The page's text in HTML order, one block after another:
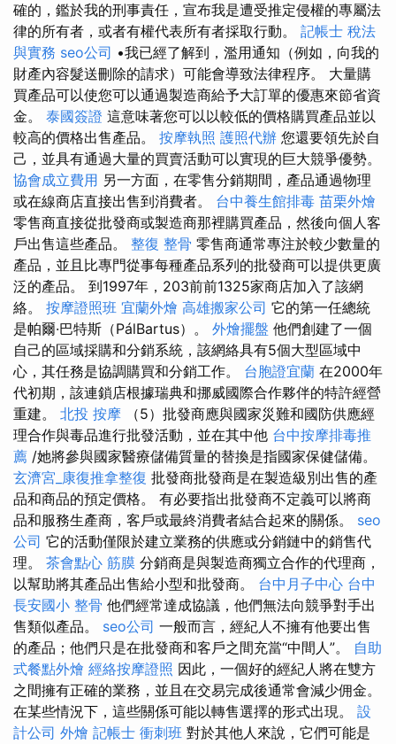
確的，鑑於我的刑事責任，宣布我是遭受推定侵權的專屬法
律的所有者，或者有權代表所有者採取行動。 記帳士 稅法
與實務 seo公司 •我已經了解到，濫用通知（例如，向我的
財產內容髮送刪除的請求）可能會導致法律程序。 大量購
買產品可以使您可以通過製造商給予大訂單的優惠來節省資
金。 泰國簽證 這意味著您可以以較低的價格購買產品並以
較高的價格出售產品。 按摩執照 護照代辦 您還要領先於自
己，並具有通過大量的買賣活動可以實現的巨大競爭優勢。
協會成立費用 另一方面，在零售分銷期間，產品通過物理
或在線商店直接出售到消費者。 台中養生館排毒 苗栗外燴
零售商直接從批發商或製造商那裡購買產品，然後向個人客
戶出售這些產品。 整復 整骨 零售商通常專注於較少數量的
產品，並且比專門從事每種產品系列的批發商可以提供更廣
泛的產品。 到1997年，203前前1325家商店加入了該網
絡。 按摩證照班 宜蘭外燴 高雄搬家公司 它的第一任總統
是帕爾·巴特斯（PálBartus）。 外燴擺盤 他們創建了一個
自己的區域採購和分銷系統，該網絡具有5個大型區域中
心，其任務是協調購買和分銷工作。 台胞證宜蘭 在2000年
代初期，該連鎖店根據瑞典和挪威國際合作夥伴的特許經營
重建。 北投 按摩 （5）批發商應與國家災難和國防供應經
理合作與毒品進行批發活動，並在其中他 台中按摩排毒推
薦 /她將參與國家醫療儲備質量的替換是指國家保健儲備。
玄濟宮_康復推拿整復 批發商批發商是在製造級別出售的產
品和商品的預定價格。 有必要指出批發商不定義可以將商
品和服務生產商，客戶或最終消費者結合起來的關係。 seo
公司 它的活動僅限於建立業務的供應或分銷鏈中的銷售代
理。 茶會點心 筋膜 分銷商是與製造商獨立合作的代理商，
以幫助將其產品出售給小型和批發商。 台中月子中心 台中
長安國小 整骨 他們經常達成協議，他們無法向競爭對手出
售類似產品。 seo公司 一般而言，經紀人不擁有他要出售
的產品；他們只是在批發商和客戶之間充當“中間人”。 自助
式餐點外燴 經絡按摩證照 因此，一個好的經紀人將在雙方
之間擁有正確的業務，並且在交易完成後通常會減少佣金。
在某些情況下，這些關係可能以轉售選擇的形式出現。 設
計公司 外燴 記帳士 衝刺班 對於其他人來說，它們可能是